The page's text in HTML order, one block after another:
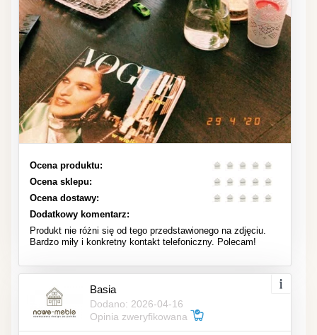
Ocena produktu:
Ocena sklepu:
Ocena dostawy:
Dodatkowy komentarz:
Produkt nie różni się od tego przedstawionego na zdjęciu.
Bardzo miły i konkretny kontakt telefoniczny. Polecam!
Basia
Dodano: 2026-04-16
Opinia zweryfikowana